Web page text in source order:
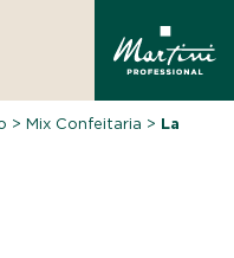
>Mix Confeitaria > La